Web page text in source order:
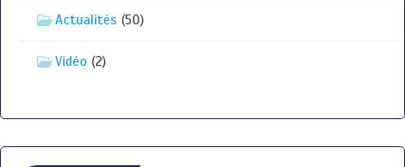
Actualités (50)
Vidéo (2)